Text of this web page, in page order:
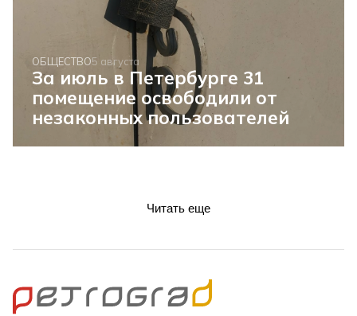
ОБЩЕСТВО5 августа
За июль в Петербурге 31
помещение освободили от
незаконных пользователей
Читать еще